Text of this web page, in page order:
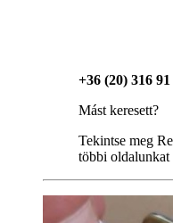
+36 (20) 316 91
Mást keresett?
Tekintse meg
többi oldalunkat